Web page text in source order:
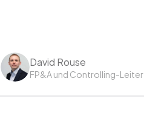
David Rouse
FP&A und Controlling-Leiter